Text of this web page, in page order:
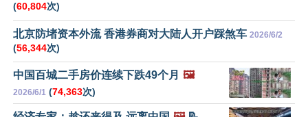
(60,804次)
北京防堵资本外流 香港券商对大陆人开户踩煞车 2026/6/2
(56,344次)
中国百城二手房价连续下跌49个月 🖼️
2026/6/1 (74,363次)